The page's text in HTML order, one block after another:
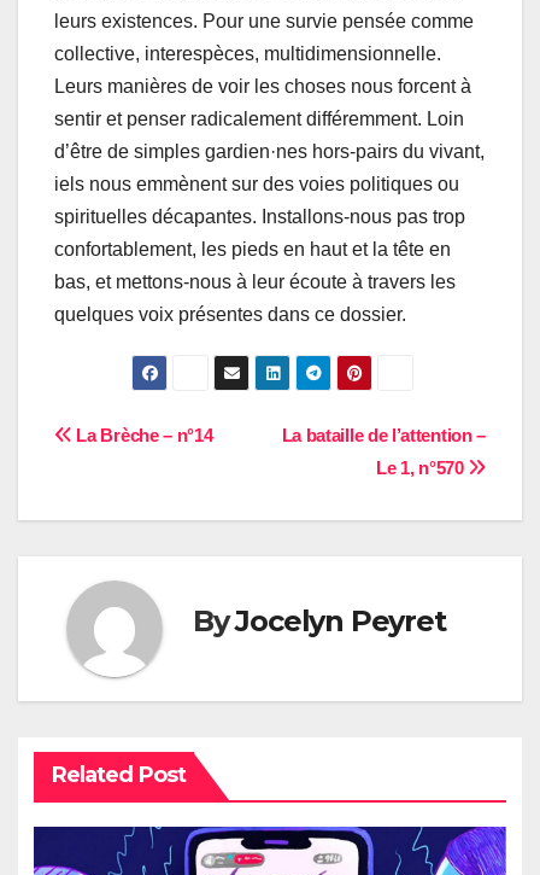
leurs existences. Pour une survie pensée comme
collective, interespèces, multidimensionnelle.
Leurs manières de voir les choses nous forcent à
sentir et penser radicalement différemment. Loin
d’être de simples gardien·nes hors-pairs du vivant,
iels nous emmènent sur des voies politiques ou
spirituelles décapantes. Installons-nous pas trop
confortablement, les pieds en haut et la tête en
bas, et mettons-nous à leur écoute à travers les
quelques voix présentes dans ce dossier.
Navigation
La bataille de l’attention –
Le 1, n°570
La Brèche – n°14
ByJocelyn Peyret
Related Post